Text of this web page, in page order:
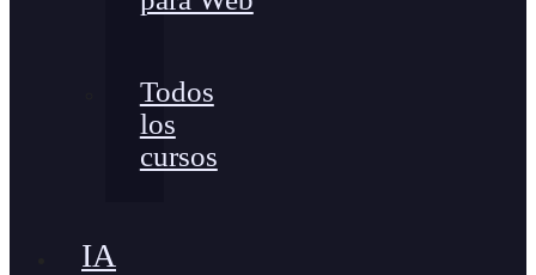
Todos
los
cursos
IA